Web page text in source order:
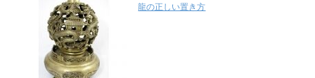
龍の正しい置き方